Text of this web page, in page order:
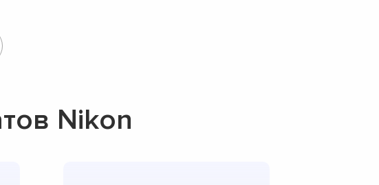
Nikon